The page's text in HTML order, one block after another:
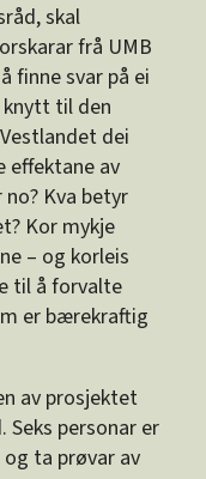
skal
frå UMB
finne svar på ei
til den
dei
effektane av
Kva betyr
Kor mykje
– og korleis
til å forvalte
er bærekraftig
av prosjektet
personar er
ta prøvar av